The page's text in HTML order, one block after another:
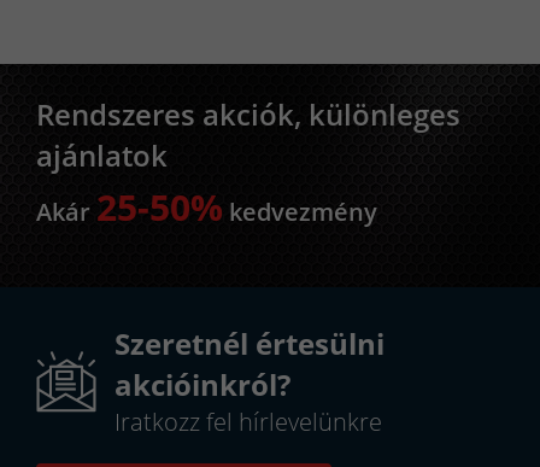
Rendszeres akciók, különleges
ajánlatok
Akár 25-50% kedvezmény
Szeretnél értesülni
akcióinkról?
Iratkozz fel hírlevelünkre